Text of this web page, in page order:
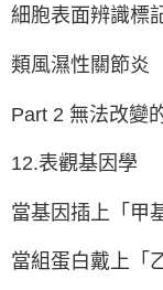
細胞表面辨識標
類風濕性關節炎
Part 2 無法改變
12.表觀基因學
當基因插上「甲
當組蛋白戴上「